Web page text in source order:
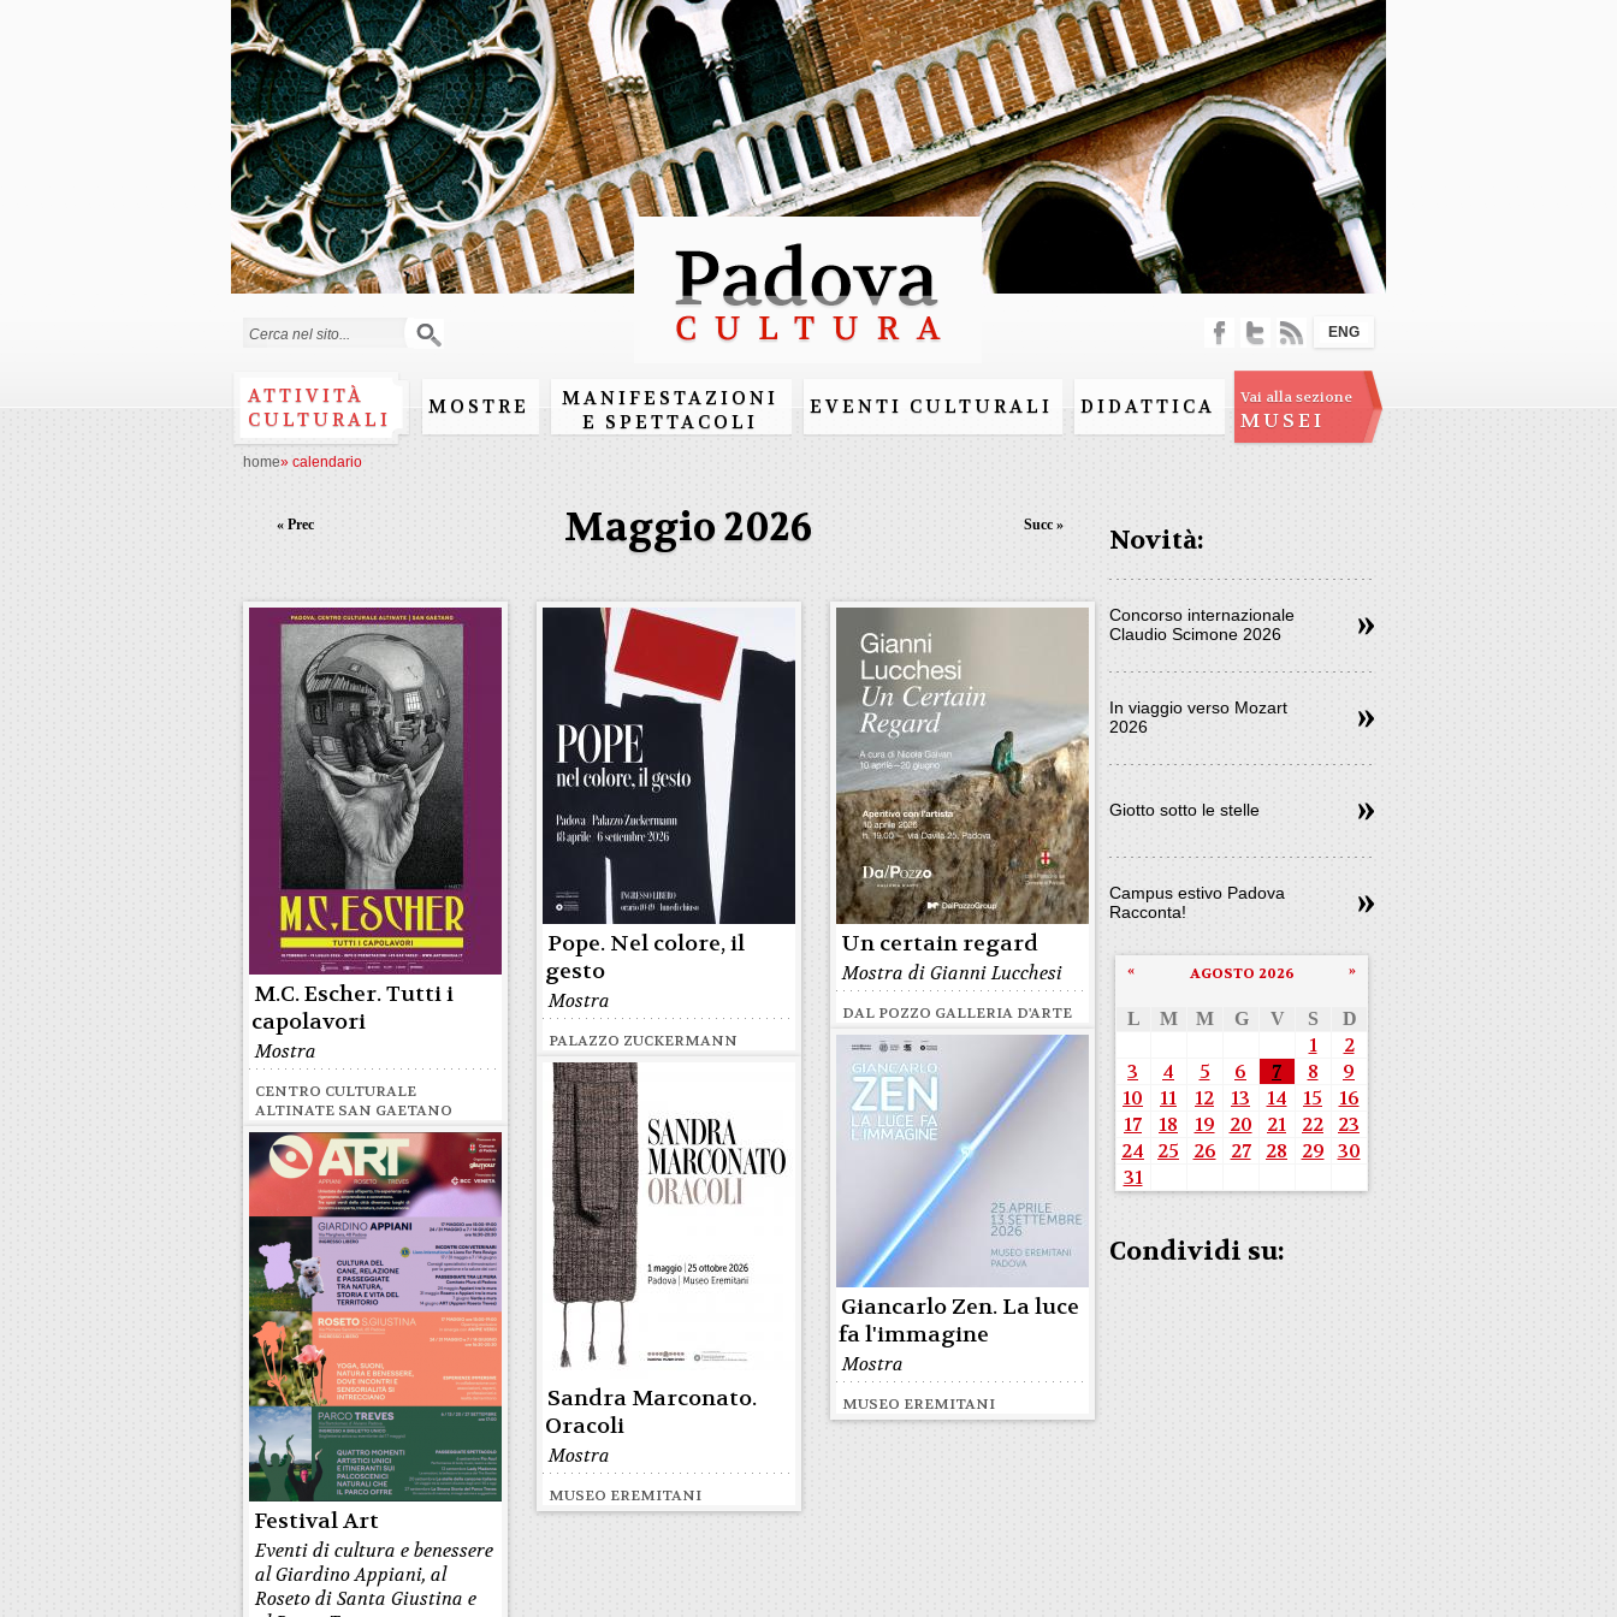
Salta al
contenuto
principale
Form di ricerca
ATTIVITÀ
CULTURALI
MOSTRE
MANIFESTAZIONI
E SPETTACOLI
EVENTI CULTURALI DIDATTICA Vai alla sezione
MUSEI
ENG
home» calendario
Maggio 2026
« Prec Succ »
M.C. Escher. Tutti i
capolavori
Mostra
CENTRO CULTURALE
ALTINATE SAN GAETANO
Pope. Nel colore, il
gesto
Mostra
PALAZZO ZUCKERMANN
Un certain regard
Mostra di Gianni Lucchesi
DAL POZZO GALLERIA D'ARTE
Giancarlo Zen. La luce
fa l'immagine
Mostra
MUSEO EREMITANI
Sandra Marconato.
Oracoli
Mostra
MUSEO EREMITANI
Festival Art
Eventi di cultura e benessere
al Giardino Appiani, al
Roseto di Santa Giustina e
Novità:
Concorso internazionale
Claudio Scimone 2026
In viaggio verso Mozart
2026
Giotto sotto le stelle
Campus estivo Padova
Racconta!
AGOSTO 2026
« »
L M M G V S D
1
2
3
4 5 6 7 8
9
10
11 12 13 14 15
16
17
18 19 20 21 22
23
24
25 26 27 28 29 30
31
Condividi su: